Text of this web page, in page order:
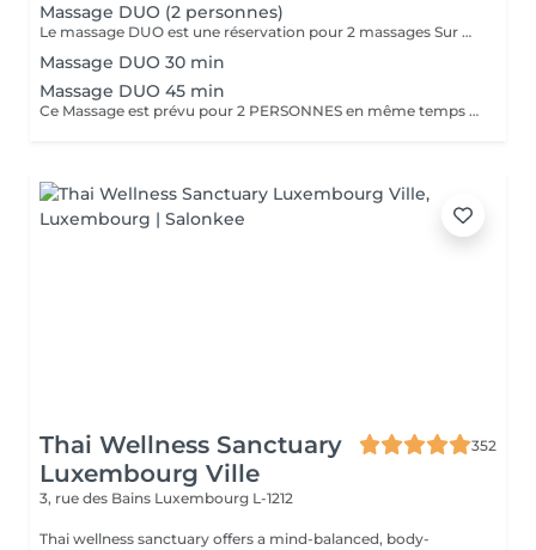
Massage DUO (2 personnes)
Le massage DUO est une réservation pour 2 massages Sur Mesure, en même temps dans la même cabine. Les 2 personnes pourront personnaliser leurs massages en fonction de leurs envies. Possibilité de demander 2 cabines séparées en arrivant sur place.
Massage DUO 30 min
Massage DUO 45 min
Ce Massage est prévu pour 2 PERSONNES en même temps dans notre cabine DUO (2 cabines séparées aussi possible sur demande en arrivant). Les 2 massages seront Sur Mesure, en fonction des envies et des besoins de chacun.
Thai Wellness Sanctuary
Luxembourg Ville
352
3, rue des Bains Luxembourg L-1212
Thai wellness sanctuary offers a mind-balanced, body-